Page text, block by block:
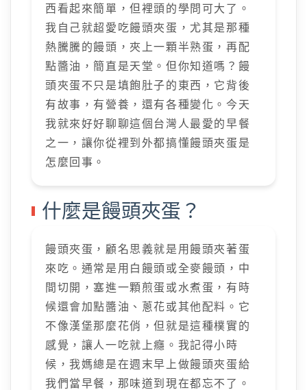
西看起來簡單，但裡頭的學問可大了。
我自己就超愛吃饅頭夾蛋，尤其是那種
熱騰騰的饅頭，夾上一顆半熟蛋，再配
點醬油，簡直是天堂。但你知道嗎？饅
頭夾蛋不只是填飽肚子的東西，它背後
有故事，有營養，還有各種變化。今天
我就來好好聊聊這個台灣人最愛的早餐
之一，讓你從裡到外都搞懂饅頭夾蛋是
怎麼回事。
什麼是饅頭夾蛋？
饅頭夾蛋，顧名思義就是用饅頭夾著蛋
來吃。通常是用白饅頭或全麥饅頭，中
間切開，塞進一顆煎蛋或水煮蛋，有時
候還會加點醬油、蔥花或其他配料。它
不像漢堡那麼花俏，但就是這種樸實的
感覺，讓人一吃就上癮。我記得小時
候，我媽總是在週末早上做饅頭夾蛋給
我們當早餐，那味道到現在都忘不了。